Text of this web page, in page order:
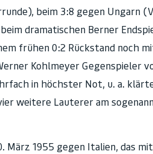
beim 3:8 gegen Ungarn
dramatischen Berner
frühen 0:2 Rückstand noch
Kohlmeyer Gegenspieler
in höchster Not, u. a.
weitere Lauterer am
1955 gegen Italien, das